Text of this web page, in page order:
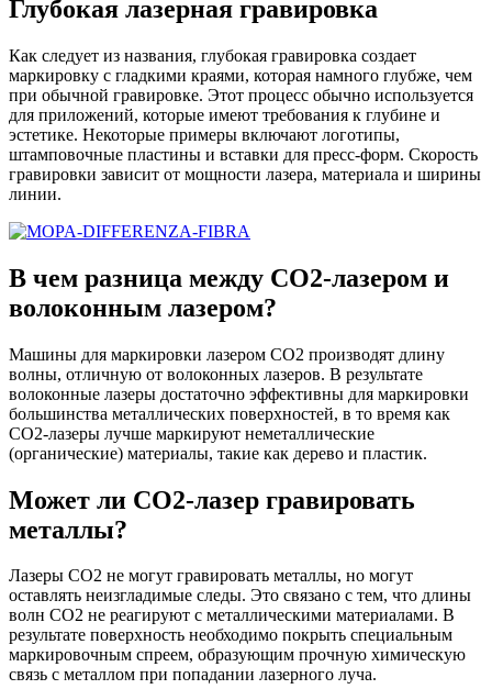
Глубокая лазерная гравировка
Как следует из названия, глубокая гравировка создает
маркировку с гладкими краями, которая намного глубже, чем
при обычной гравировке. Этот процесс обычно используется
для приложений, которые имеют требования к глубине и
эстетике. Некоторые примеры включают логотипы,
штамповочные пластины и вставки для пресс-форм. Скорость
гравировки зависит от мощности лазера, материала и ширины
линии.
В чем разница между CO2-лазером и
волоконным лазером?
Машины для маркировки лазером CO2 производят длину
волны, отличную от волоконных лазеров. В результате
волоконные лазеры достаточно эффективны для маркировки
большинства металлических поверхностей, в то время как
CO2-лазеры лучше маркируют неметаллические
(органические) материалы, такие как дерево и пластик.
Может ли CO2-лазер гравировать
металлы?
Лазеры CO2 не могут гравировать металлы, но могут
оставлять неизгладимые следы. Это связано с тем, что длины
волн CO2 не реагируют с металлическими материалами. В
результате поверхность необходимо покрыть специальным
маркировочным спреем, образующим прочную химическую
связь с металлом при попадании лазерного луча.